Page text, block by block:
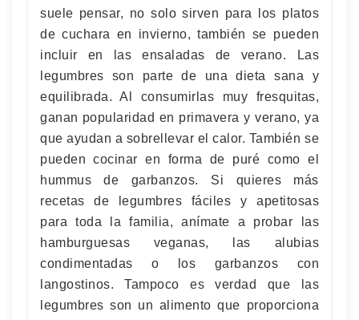
suele pensar, no solo sirven para los platos
de cuchara en invierno, también se pueden
incluir en las ensaladas de verano. Las
legumbres son parte de una dieta sana y
equilibrada. Al consumirlas muy fresquitas,
ganan popularidad en primavera y verano, ya
que ayudan a sobrellevar el calor. También se
pueden cocinar en forma de puré como el
hummus de garbanzos. Si quieres más
recetas de legumbres fáciles y apetitosas
para toda la familia, anímate a probar las
hamburguesas veganas, las alubias
condimentadas o los garbanzos con
langostinos. Tampoco es verdad que las
legumbres son un alimento que proporciona